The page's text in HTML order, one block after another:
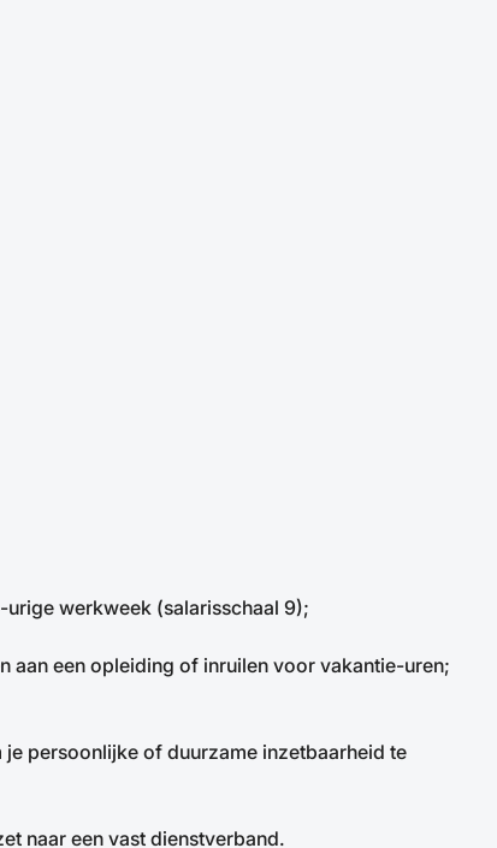
urige werkweek (salarisschaal 9);
aan een opleiding of inruilen voor vakantie-uren;
persoonlijke of duurzame inzetbaarheid te
naar een vast dienstverband.